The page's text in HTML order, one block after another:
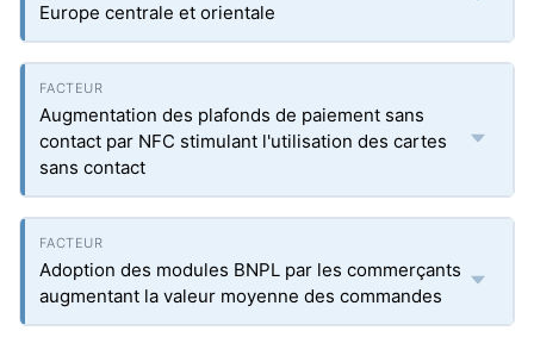
Europe centrale et orientale
Augmentation des plafonds de paiement sans
contact par NFC stimulant l'utilisation des cartes
sans contact
Adoption des modules BNPL par les commerçants
augmentant la valeur moyenne des commandes